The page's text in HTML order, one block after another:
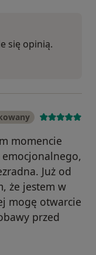
się opinią.
momencie
emocjonalnego,
Już od
że jestem w
mogę otwarcie
przed